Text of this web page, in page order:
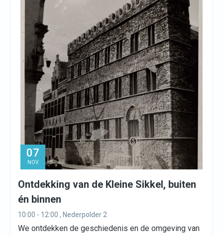
07
NOV
Ontdekking van de Kleine Sikkel, buiten
én binnen
10:00 - 12:00 , Nederpolder 2
We ontdekken de geschiedenis en de omgeving van